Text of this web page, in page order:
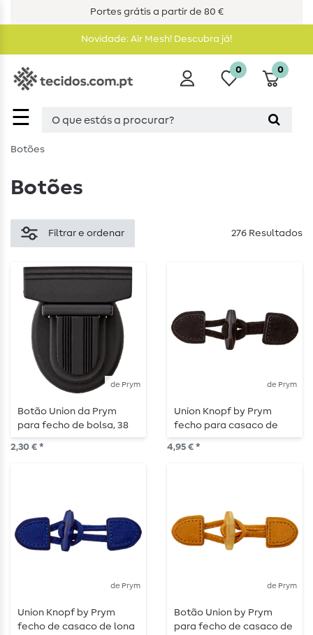
Portes grátis a partir de 80 €
Novidade: Air Mesh! Descubra já!
☰
0 0
Botões
Botões
Filtrar e ordenar 276 Resultados
de Prym
Botão Union da Prym
para fecho de bolsa, 38
mm, preto
2,30 € *
de Prym
Union Knopf by Prym
fecho para casaco de
lona 95 mm preto
4,95 € *
de Prym
Union Knopf by Prym
fecho de casaco de lona
de Prym
Botão Union by Prym
para fecho de casaco de